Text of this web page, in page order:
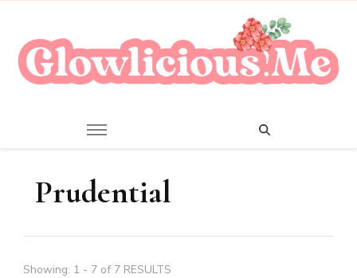
Prudential
Showing: 1 - 7 of 7 RESULTS